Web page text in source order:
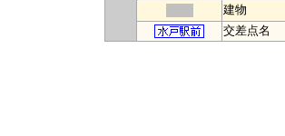
建物
交差点名